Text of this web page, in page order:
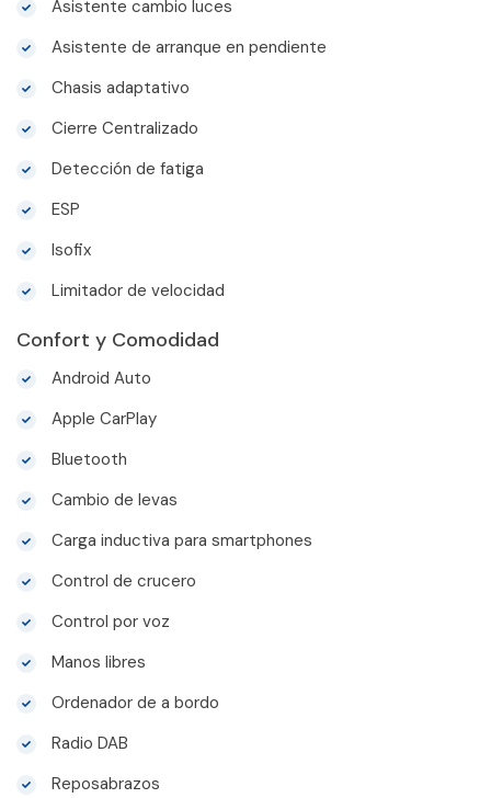
Asistente cambio luces
Asistente de arranque en pendiente
Chasis adaptativo
Cierre Centralizado
Detección de fatiga
ESP
Isofix
Limitador de velocidad
Confort y Comodidad
Android Auto
Apple CarPlay
Bluetooth
Cambio de levas
Carga inductiva para smartphones
Control de crucero
Control por voz
Manos libres
Ordenador de a bordo
Radio DAB
Reposabrazos